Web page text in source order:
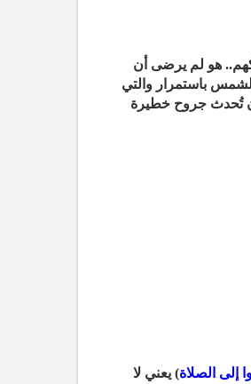
هو لم يرضى أن
باستمرار والتي
تُحدث جروح خطيرة
إلى الصلاة) يعني لا